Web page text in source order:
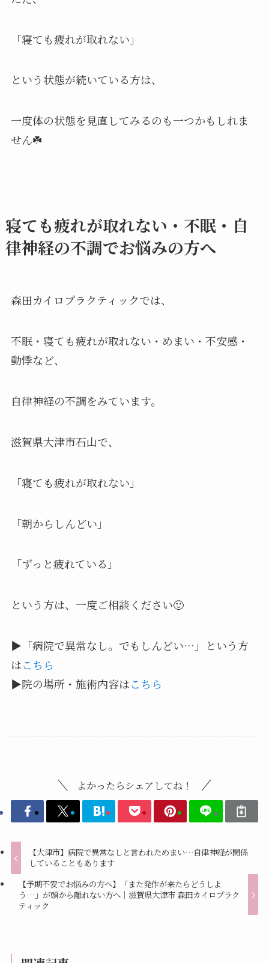
「寝ても疲れが取れない」
という状態が続いている方は、
一度体の状態を見直してみるのも一つかもしれま
せん☘️
寝ても疲れが取れない・不眠・自
律神経の不調でお悩みの方へ
森田カイロプラクティックでは、
不眠・寝ても疲れが取れない・めまい・不安感・
動悸など、
自律神経の不調をみています。
滋賀県大津市石山で、
「寝ても疲れが取れない」
「朝からしんどい」
「ずっと疲れている」
という方は、一度ご相談ください🙂
▶「病院で異常なし。でもしんどい…」という方
はこちら
▶院の場所・施術内容はこちら
よかったらシェアしてね！
【大津市】病院で異常なしと言われためまい…自律神経が関係
していることもあります
【予期不安でお悩みの方へ】「また発作が来たらどうしよ
う…」が頭から離れない方へ｜滋賀県大津市 森田カイロプラク
ティック